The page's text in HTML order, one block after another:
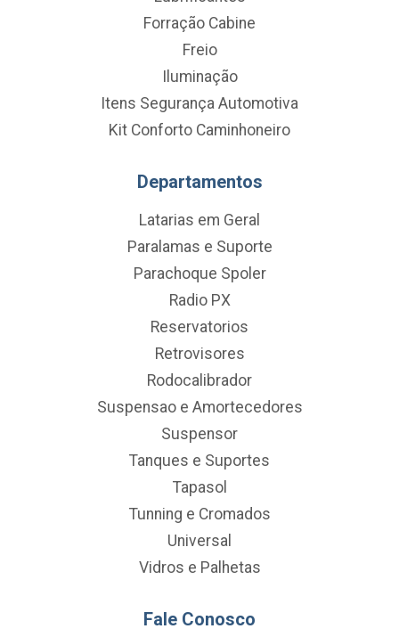
Forração Cabine
Freio
Iluminação
Itens Segurança Automotiva
Kit Conforto Caminhoneiro
Departamentos
Latarias em Geral
Paralamas e Suporte
Parachoque Spoler
Radio PX
Reservatorios
Retrovisores
Rodocalibrador
Suspensao e Amortecedores
Suspensor
Tanques e Suportes
Tapasol
Tunning e Cromados
Universal
Vidros e Palhetas
Fale Conosco